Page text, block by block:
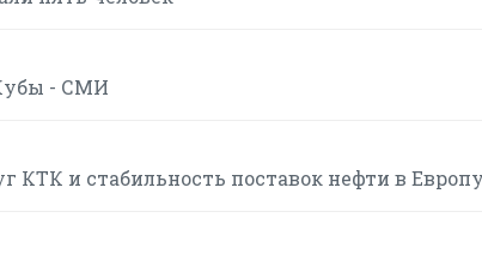
- СМИ
КТК и стабильность поставок нефти в